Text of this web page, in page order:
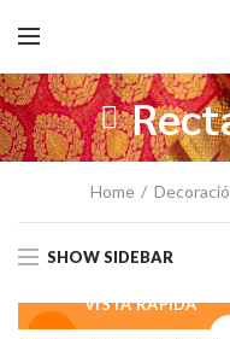
Home
SHOW SIDEBAR
VISTA RÁPIDA